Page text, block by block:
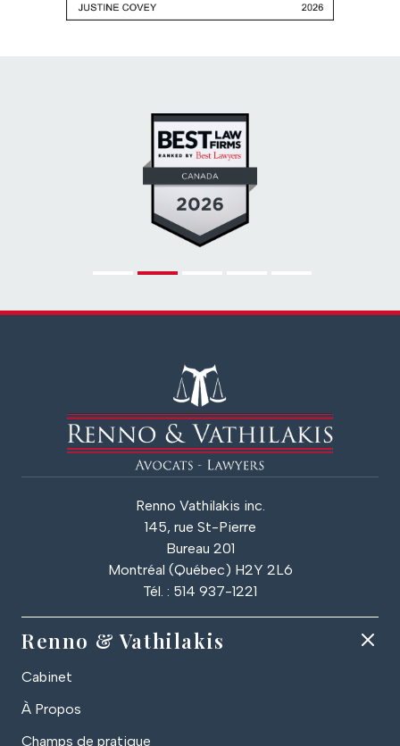
Renno Vathilakis inc.
145, rue St-Pierre
Bureau 201
Montréal (Québec) H2Y 2L6
Tél. : 514 937-1221
Renno & Vathilakis
Cabinet
À Propos
Champs de pratique